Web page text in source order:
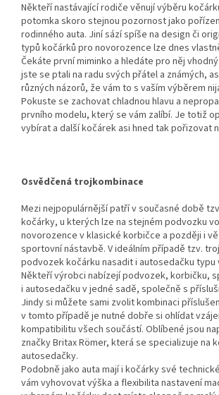
Někteří nastávající rodiče věnují výběru
potomka skoro stejnou pozornost jako
rodinného auta. Jiní sází spíše na design či
typů kočárků pro novorozence lze dnes
Čekáte první miminko a hledáte pro něj
jste se ptali na radu svých přátel a známých,
různých názorů, že vám to s vaším výběrem
Pokuste se zachovat chladnou hlavu a
prvního modelu, který se vám zalíbí. Je totiž
vybírat a další kočárek asi hned tak pořizovat
Osvědčená trojkombinace
Mezi nejpopulárnější patří v současné době
kočárky, u kterých lze na stejném podvozku
novorozence v klasické korbičce a později i
sportovní nástavbě. V ideálním případě tzv.
podvozek kočárku nasadit i autosedačku typu
Někteří výrobci nabízejí podvozek, korbičku,
i autosedačku v jedné sadě, společně s
Jindy si můžete sami zvolit kombinaci
v tomto případě je nutné dobře si ohlídat
kompatibilitu všech součástí. Oblíbené jsou
značky Britax Römer, která se specializuje na
autosedačky.
Podobně jako auta mají i kočárky své
vám vyhovovat výška a flexibilita nastavení